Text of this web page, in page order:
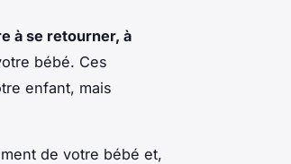
à se retourner, à
bébé. Ces
enfant, mais
de votre bébé et,